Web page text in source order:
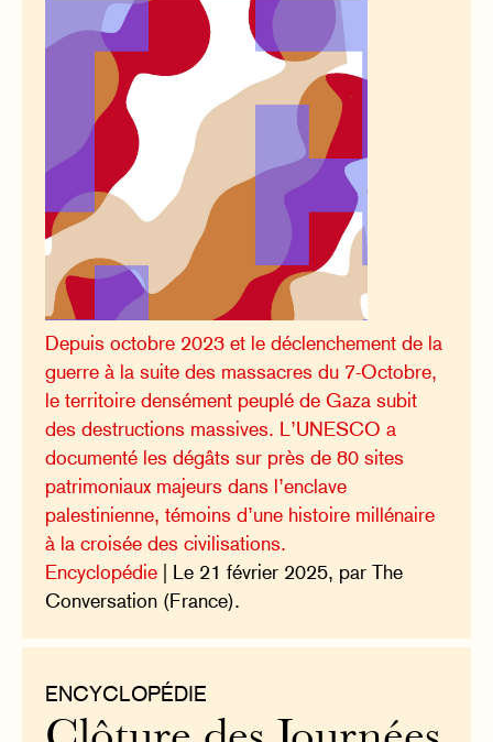
Depuis octobre 2023 et le déclenchement de la
guerre à la suite des massacres du 7-Octobre,
le territoire densément peuplé de Gaza subit
des destructions massives. L’UNESCO a
documenté les dégâts sur près de 80 sites
patrimoniaux majeurs dans l’enclave
palestinienne, témoins d’une histoire millénaire
à la croisée des civilisations.
Encyclopédie | Le 21 février 2025, par The
Conversation (France).
ENCYCLOPÉDIE